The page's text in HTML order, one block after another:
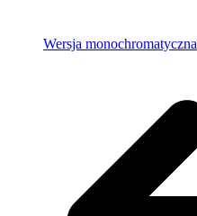
Wersja monochromatyczna